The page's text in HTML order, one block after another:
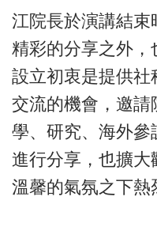
江院長於演講結束
精彩的分享之外，
設立初衷是提供社
交流的機會，邀請
學、研究、海外參
進行分享，也擴大
溫馨的氣氛之下熱